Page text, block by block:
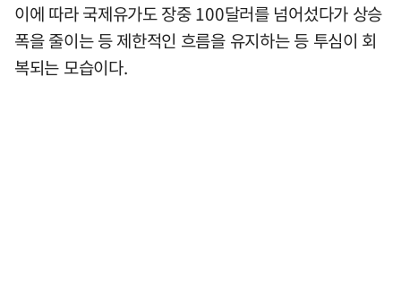
이에 따라 국제유가도 장중 100달러를 넘어섰다가 상승
폭을 줄이는 등 제한적인 흐름을 유지하는 등 투심이 회
복되는 모습이다.